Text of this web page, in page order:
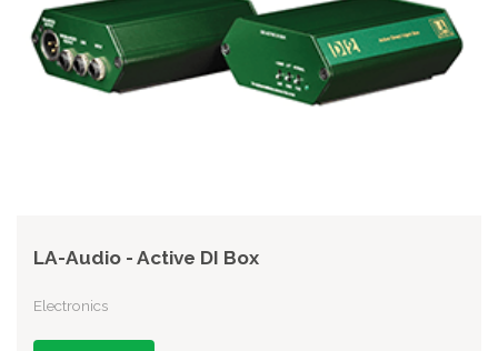
LA-Audio - Active DI Box
Electronics